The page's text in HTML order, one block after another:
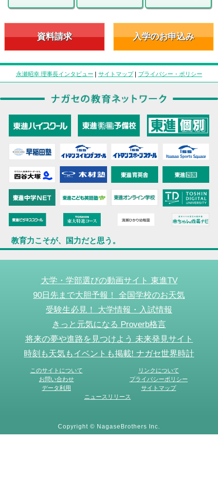
資料請求 入学のお申込み
永瀬昭幸 理事長インタビュー | サイトマップ| プライバシー・ポリシー
教育力こそが、国力だと思う。
大学・学部選びの動画サイト 東進TV
90日先まで大胆予報！ 全国学校のお天気
受験生必見！ 大学情報・入試情報
きっと元気になる Proverb格言
将来の夢や進路を見つけよう 未来発見サイト
時刻も天気もイベントも掲載! ナガセ世界時計
このサイトについて
リンクについて
お問い合わせ
プライバシーポリシー
データ利用
サイトマップ
ニュースリリース
Copyright © NagaseBrothers Inc.